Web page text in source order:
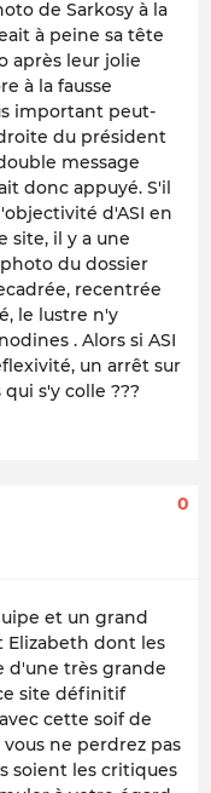
de Sarkosy à la
à peine sa tête
après leur jolie
à la fausse
important peut-
du président
message
donc appuyé. S'il
d'ASI en
site, il y a une
du dossier
recentrée
le lustre n'y
. Alors si ASI
un arrêt sur
s'y colle ???
0
et un grand
Elizabeth dont les
d'une très grande
site définitif
cette soif de
ne perdrez pas
soient les critiques